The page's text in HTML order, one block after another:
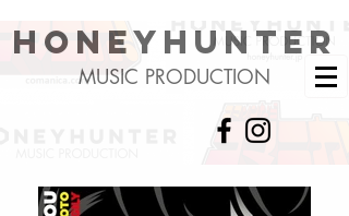
HONEYHUNTER
MUSIC PRODUCTION